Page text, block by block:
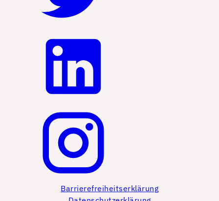
Barrierefreiheitserklärung